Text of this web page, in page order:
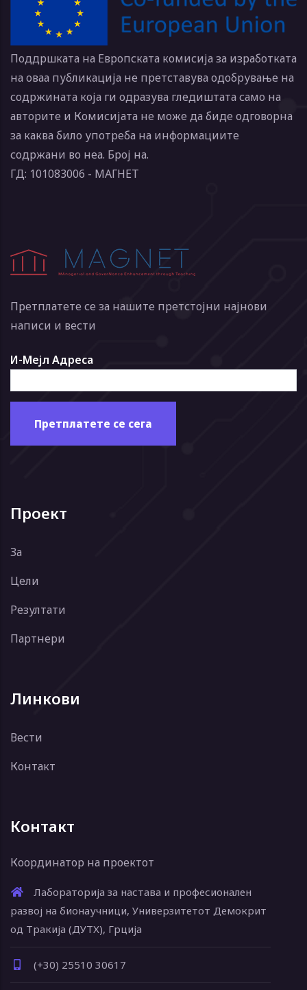
Поддршката на Европската комисија за изработката
на оваа публикација не претставува одобрување на
содржината која ги одразува гледиштата само на
авторите и Комисијата не може да биде одговорна
за каква било употреба на информациите
содржани во неа. Број на.
ГД: 101083006 - МАГНЕТ
Претплатете се за нашите претстојни најнови
написи и вести
И-Мејл Адреса
Проект
За
Цели
Резултати
Партнери
Линкови
Вести
Контакт
Контакт
Координатор на проектот
Лабораторија за настава и професионален
развој на бионаучници, Универзитетот Демокрит
од Тракија (ДУТХ), Грција
(+30) 25510 30617